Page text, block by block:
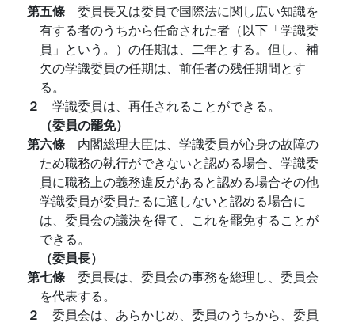
第五條 委員長又は委員で国際法に関し広い知識を
有する者のうちから任命された者（以下「学識委
員」という。）の任期は、二年とする。但し、補
欠の学識委員の任期は、前任者の残任期間とす
る。
２ 学識委員は、再任されることができる。
（委員の罷免）
第六條 内閣総理大臣は、学識委員が心身の故障の
ため職務の執行ができないと認める場合、学識委
員に職務上の義務違反があると認める場合その他
学識委員が委員たるに適しないと認める場合に
は、委員会の議決を得て、これを罷免することが
できる。
（委員長）
第七條 委員長は、委員会の事務を総理し、委員会
を代表する。
２ 委員会は、あらかじめ、委員のうちから、委員